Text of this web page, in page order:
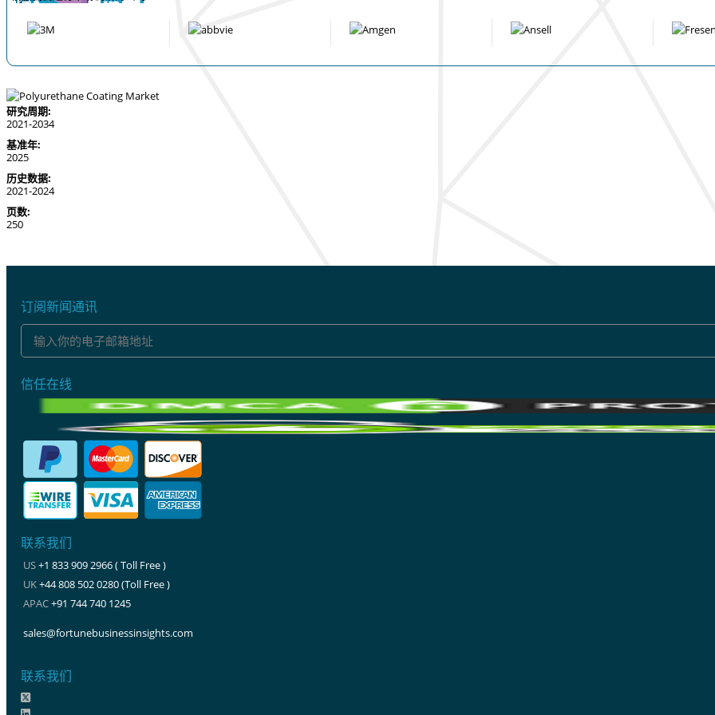
研究周期:
2021-2034
基准年:
2025
历史数据:
2021-2024
页数:
250
订阅新闻通讯
信任在线
联系我们
US+1 833 909 2966 ( Toll Free )
UK+44 808 502 0280 (Toll Free )
APAC+91 744 740 1245
sales@fortunebusinessinsights.com
联系我们